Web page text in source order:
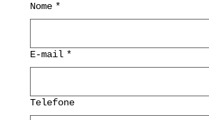
Nome *
E-mail *
Telefone